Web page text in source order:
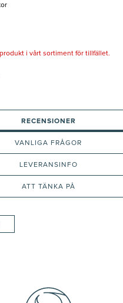
i vårt sortiment för tillfället.
RECENSIONER
VANLIGA FRÅGOR
LEVERANSINFO
ATT TÄNKA PÅ